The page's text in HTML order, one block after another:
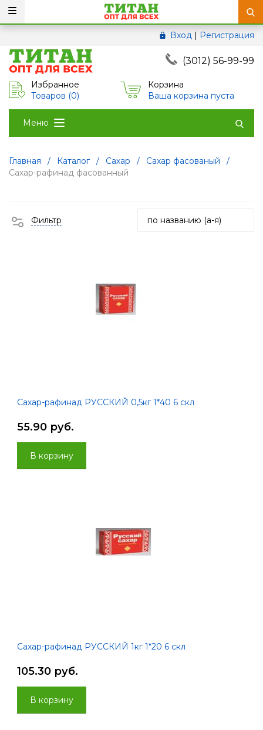
Вход | Регистрация
(3012) 56-99-99
Избранное
Товаров (0)
Корзина
Ваша корзина пуста
Меню
Главная / Каталог / Сахар / Сахар фасованый
/
Сахар-рафинад фасованный
Фильтр
Сахар-рафинад РУССКИЙ 0,5кг 1*40 6 скл
55.90 руб.
В корзину
Сахар-рафинад РУССКИЙ 1кг 1*20 6 скл
105.30 руб.
В корзину